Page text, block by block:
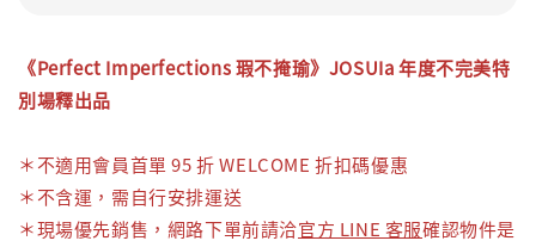
《Perfect Imperfections瑕不掩瑜》JOSUIa 年度不完美特
別場釋出品
＊不適用會員首單 95 折 WELCOME 折扣碼優惠
＊不含運，需自行安排運送
＊現場優先銷售，網路下單前請洽官方 LINE 客服確認物件是